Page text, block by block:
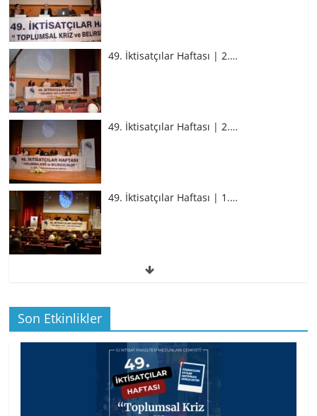
49. İktisatçılar Haftası | 2.…
49. İktisatçılar Haftası | 2.…
49. İktisatçılar Haftası | 1.…
49. İktisatçılar Haftası | 1.…
BİZ İKTİSATLILAR: İÇİMİZDEN BİRİ PROF.
…
Son Etkinlikler